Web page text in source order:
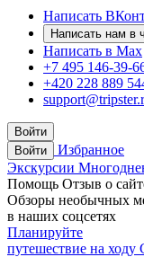
Написать
Написать нам в
Написать в Max
+7 495 146-39-
+420 228 889
Войти
Войти
Избранное
Экскурсии
Помощь Отзыв о
Обзоры необычных
в наших соцсетях
Планируйте
путешествие на ходу